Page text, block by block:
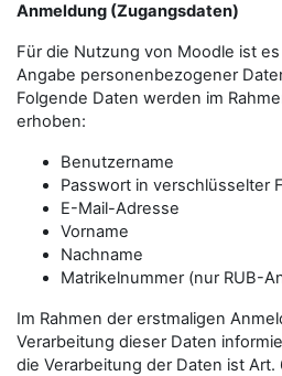
Anmeldung (Zugangsdaten)
Für die Nutzung von Moodle ist
Angabe personenbezogener
Folgende Daten werden im
erhoben:
Benutzername
Passwort in verschlüsselter
E-Mail-Adresse
Vorname
Nachname
Matrikelnummer (nur RUB-
Im Rahmen der erstmaligen
Verarbeitung dieser Daten
die Verarbeitung der Daten ist Art.